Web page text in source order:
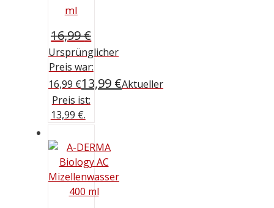
ml
16,99€
Ursprünglicher
Preis war:
16,99 €13,99 €Aktueller
Preis ist:
13,99 €.